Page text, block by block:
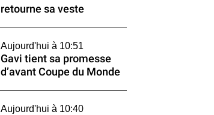
retourne sa veste
Aujourd'hui à 10:51
Gavi tient sa promesse
d’avant Coupe du Monde
Aujourd'hui à 10:40